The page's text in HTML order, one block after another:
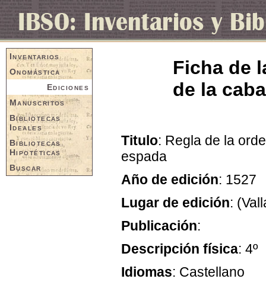
Inventarios
Onomástica
Ediciones
Manuscritos
Bibliotecas
Ideales
Bibliotecas
Hipotéticas
Buscar
Ficha de
de la
Titulo: Regla de la
espada
Año de edición: 1527
Lugar de edición:
Publicación:
Descripción física: 4º
Idiomas: Castellano